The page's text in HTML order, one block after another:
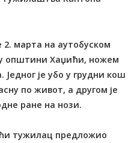
2. марта на аутобуском
општини Хаџићи, ножем
је убо у грудни кош
по живот, а другом је
ране на нози.
тужилац предложио